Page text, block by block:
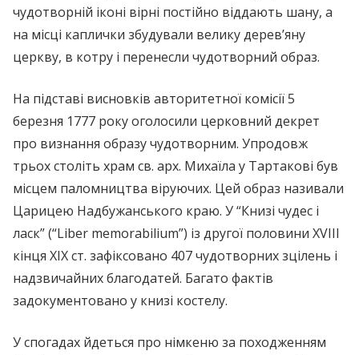
чудотворній іконі вірні постійно віддають шану, а
на місці каплички збудували велику дерев’яну
церкву, в котру і перенесли чудотворний образ.
На підставі висновків авторитетної комісії 5
березня 1777 року оголосили церковний декрет
про визнання образу чудотворним. Упродовж
трьох століть храм св. арх. Михаїла у Тартакові був
місцем паломництва віруючих. Цей образ називали
Царицею Надбужанського краю. У “Книзі чудес і
ласк” (“Liber memorabilium”) із другої половини XVIII
кінця XIX ст. зафіксовано 407 чудотворних зцілень і
надзвичайних благодатей. Багато фактів
задокументовано у книзі костелу.
У спогадах йдеться про німкеню за походженням